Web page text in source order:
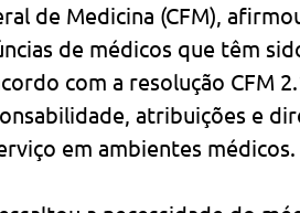
de Medicina (CFM),
de médicos que têm
com a resolução CFM
atribuições e
em ambientes médicos.